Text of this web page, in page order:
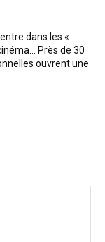
dans les «
Près de 30
ouvrent une